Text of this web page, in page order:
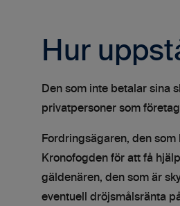
Hur
Den som inte betalar sina
privatpersoner som
Fordringsägaren, den
Kronofogden för att få
gäldenären, den som är
eventuell dröjsmålsränta